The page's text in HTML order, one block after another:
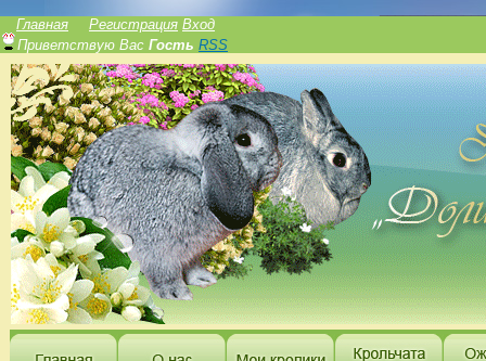
Главная
Регистрация Вход
Приветствую Вас Гость RSS